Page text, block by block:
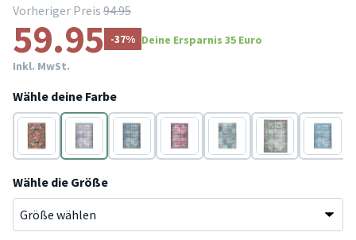
Vorheriger Preis 94.95
59.95 -37% Deine Ersparnis 35 Euro
Inkl. MwSt.
Wähle deine Farbe
Gold Grau Blau Rot Blau Grün Blau
Wähle die Größe